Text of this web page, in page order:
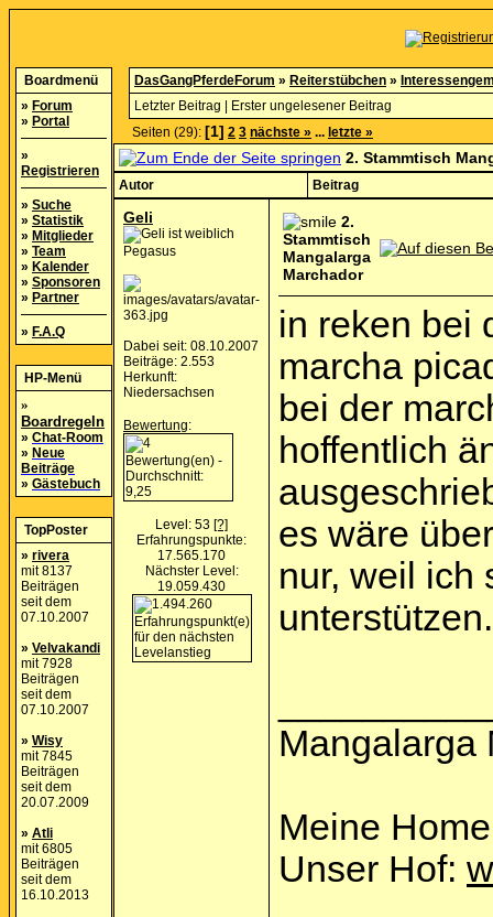
Boardmenü
» Forum
» Portal
»
Registrieren
» Suche
» Statistik
» Mitglieder
» Team
» Kalender
» Sponsoren
» Partner
» F.A.Q
HP-Menü
»
Boardregeln
» Chat-Room
» Neue
Beiträge
» Gästebuch
TopPoster
» rivera
mit 8137
Beiträgen
seit dem
07.10.2007
» Velvakandi
mit 7928
Beiträgen
seit dem
07.10.2007
» Wisy
mit 7845
Beiträgen
seit dem
20.07.2009
» Atli
mit 6805
Beiträgen
seit dem
16.10.2013
DasGangPferdeForum » Reiterstübchen »
Letzter Beitrag
Erster ungelesener Beitrag
Seiten (29): [1] 2 3 nächste » ... letzte »
2. Stammtisch
Autor Beitrag
Geli
Pegasus
Dabei seit: 08.10.2007
Beiträge: 2.553
Herkunft:
Niedersachsen
Bewertung:
Level: 53 [?]
Erfahrungspunkte:
17.565.170
Nächster Level:
19.059.430
2.
Stammtisch
Mangalarga
Marchador
in reken bei
marcha
bei der
hoffentlich
es wäre
nur, weil ich
unterstützen.
Mangalarga
Meine
Unser Hof: